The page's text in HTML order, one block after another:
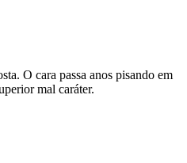
O cara passa anos pisando em
mal caráter.